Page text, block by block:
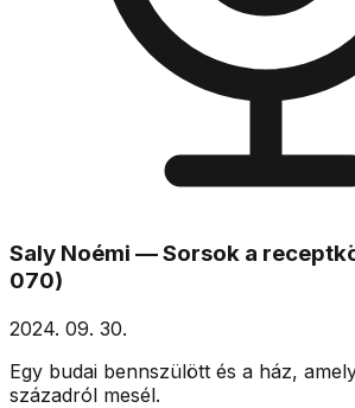
Saly Noémi — Sorsok a
070)
2024. 09. 30.
Egy budai bennszülött és a ház,
századról mesél.